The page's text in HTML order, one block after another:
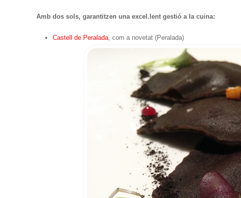
Amb dos sols, garantitzen una excel.lent gestió a la cuina:
Castell de Peralada , com a novetat (Peralada)